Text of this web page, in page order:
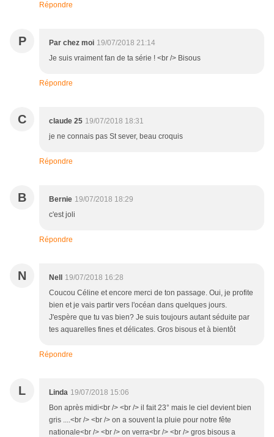
Répondre
P Par chez moi 19/07/2018 21:14
Je suis vraiment fan de ta série ! <br /> Bisous
Répondre
C claude 25 19/07/2018 18:31
je ne connais pas St sever, beau croquis
Répondre
B Bernie 19/07/2018 18:29
c'est joli
Répondre
N Nell 19/07/2018 16:28
Coucou Céline et encore merci de ton passage. Oui, je profite
bien et je vais partir vers l'océan dans quelques jours.
J'espère que tu vas bien? Je suis toujours autant séduite par
tes aquarelles fines et délicates. Gros bisous et à bientôt
Répondre
L Linda 19/07/2018 15:06
Bon après midi<br /> <br /> il fait 23° mais le ciel devient bien
gris ....<br /> <br /> on a souvent la pluie pour notre fête
nationale<br /> <br /> on verra<br /> <br /> gros bisous a